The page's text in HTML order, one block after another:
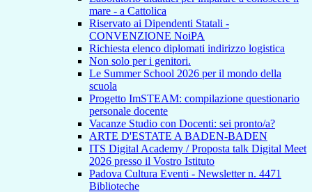
mare - a Cattolica
Riservato ai Dipendenti Statali -
CONVENZIONE NoiPA
Richiesta elenco diplomati indirizzo logistica
Non solo per i genitori.
Le Summer School 2026 per il mondo della
scuola
Progetto ImSTEAM: compilazione questionario
personale docente
Vacanze Studio con Docenti: sei pronto/a?
ARTE D'ESTATE A BADEN-BADEN
ITS Digital Academy / Proposta talk Digital Meet
2026 presso il Vostro Istituto
Padova Cultura Eventi - Newsletter n. 4471
Biblioteche